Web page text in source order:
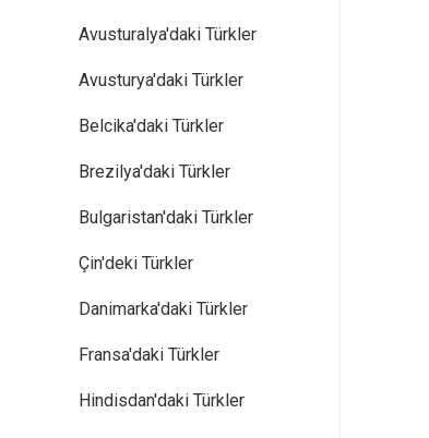
Avusturalya'daki Türkler
Avusturya'daki Türkler
Belcika'daki Türkler
Brezilya'daki Türkler
Bulgaristan'daki Türkler
Çin'deki Türkler
Danimarka'daki Türkler
Fransa'daki Türkler
Hindisdan'daki Türkler